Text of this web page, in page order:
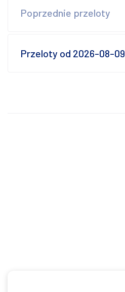
Poprzednie przeloty
Przeloty od 2026-08-09